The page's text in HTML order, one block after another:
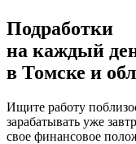
Подработки
на каждый
в Томске и
Ищите работу
зарабатывать уже
свое финансовое